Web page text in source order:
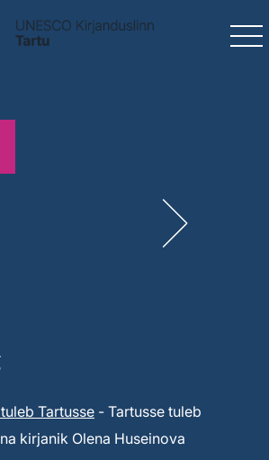
Tartusse - Tartusse tuleb
kirjanik Olena Huseinova